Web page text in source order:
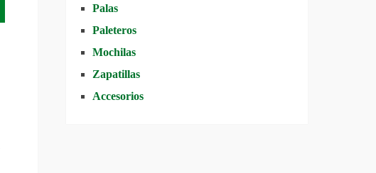
Palas
Paleteros
Mochilas
Zapatillas
Accesorios